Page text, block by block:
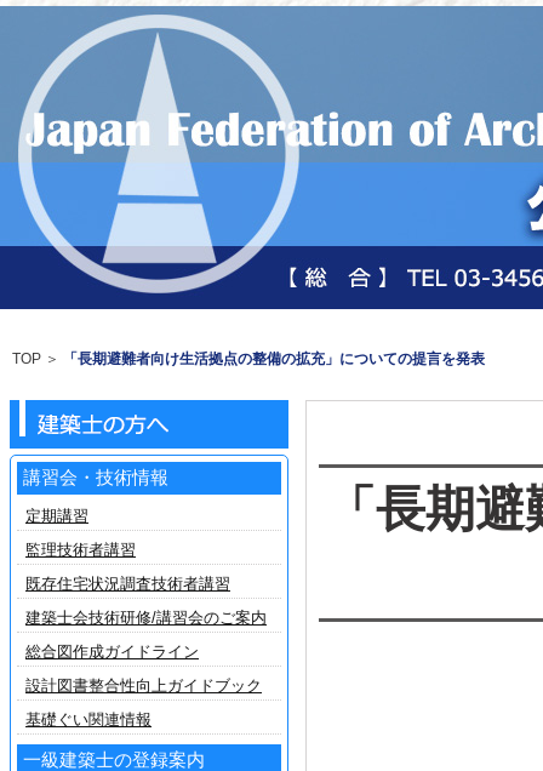
TOP ＞ 「長期避難者向け生活拠点の整備の拡充」についての提言を発表
「長期
講習会・技術情報
定期講習
監理技術者講習
既存住宅状況調査技術者講習
建築士会技術研修/講習会のご案内
総合図作成ガイドライン
設計図書整合性向上ガイドブック
基礎ぐい関連情報
一級建築士の登録案内